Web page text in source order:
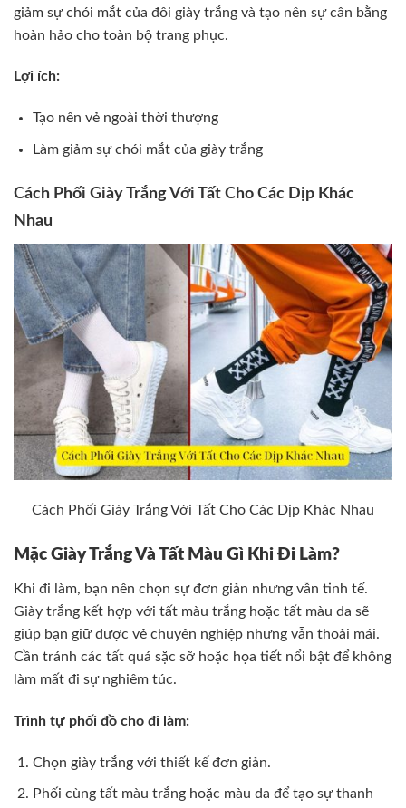
giảm sự chói mắt của đôi giày trắng và tạo nên sự cân bằng
hoàn hảo cho toàn bộ trang phục.
Lợi ích:
Tạo nên vẻ ngoài thời thượng
Làm giảm sự chói mắt của giày trắng
Cách Phối Giày Trắng Với Tất Cho Các Dịp Khác
Nhau
Cách Phối Giày Trắng Với Tất Cho Các Dịp Khác Nhau
Mặc Giày Trắng Và Tất Màu Gì Khi Đi Làm?
Khi đi làm, bạn nên chọn sự đơn giản nhưng vẫn tinh tế.
Giày trắng kết hợp với tất màu trắng hoặc tất màu da sẽ
giúp bạn giữ được vẻ chuyên nghiệp nhưng vẫn thoải mái.
Cần tránh các tất quá sặc sỡ hoặc họa tiết nổi bật để không
làm mất đi sự nghiêm túc.
Trình tự phối đồ cho đi làm:
Chọn giày trắng với thiết kế đơn giản.
Phối cùng tất màu trắng hoặc màu da để tạo sự thanh